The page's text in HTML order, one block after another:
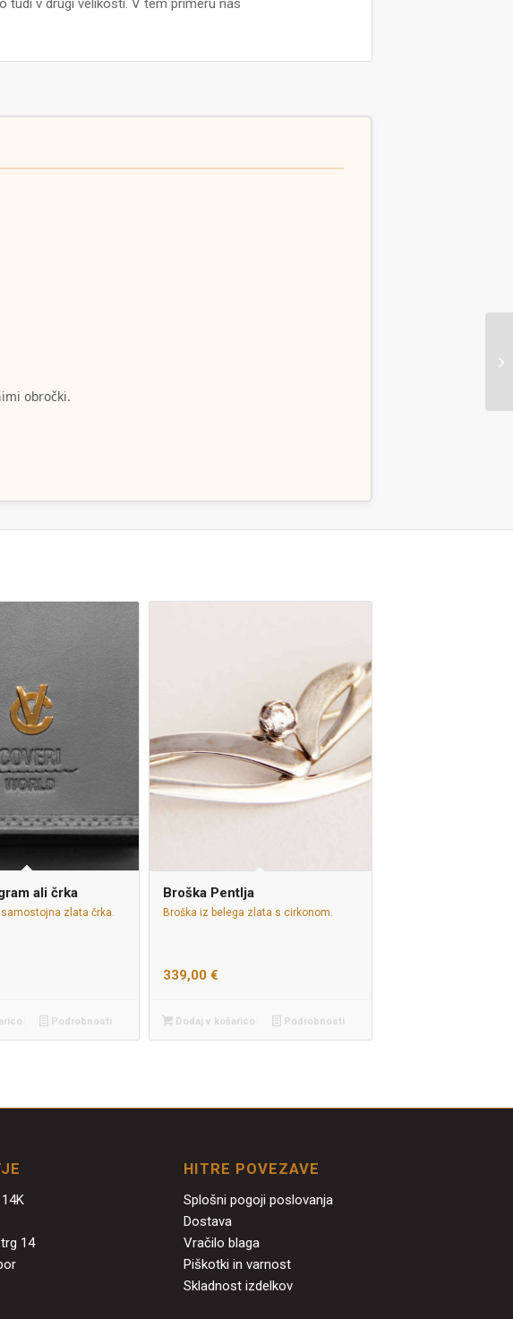
tudi v drugi velikosti. V tem primeru nas
obročki.
ali črka
zlata črka.
Podrobnosti
Broška Pentlja
Broška iz belega zlata s cirkonom.
339,00€
Dodaj v košarico Podrobnosti
14
HITRE POVEZAVE
Splošni pogoji poslovanja
Dostava
Vračilo blaga
Piškotki in varnost
Skladnost izdelkov